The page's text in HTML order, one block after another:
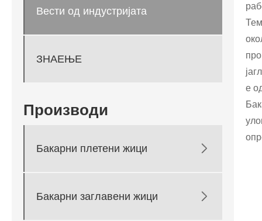
Вести од индустријата
ЗНАЕЊЕ
Производи
Бакарни плетени жици 
Бакарни заглавени жици 
е